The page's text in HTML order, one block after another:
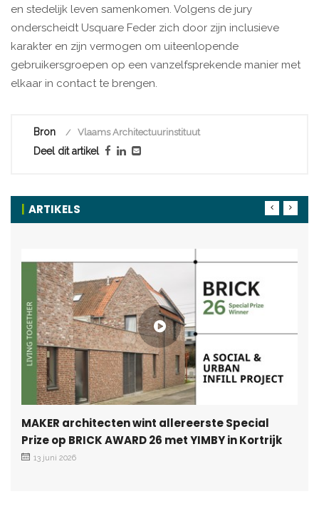
en stedelijk leven samenkomen. Volgens de jury
onderscheidt Usquare Feder zich door zijn inclusieve
karakter en zijn vermogen om uiteenlopende
gebruikersgroepen op een vanzelfsprekende manier met
elkaar in contact te brengen.
Bron Vlaams Architectuurinstituut
Deel dit artikel
ARTIKELS
MAKER architecten wint allereerste Special
Prize op BRICK AWARD 26 met YIMBY in Kortrijk
13 juni 2026